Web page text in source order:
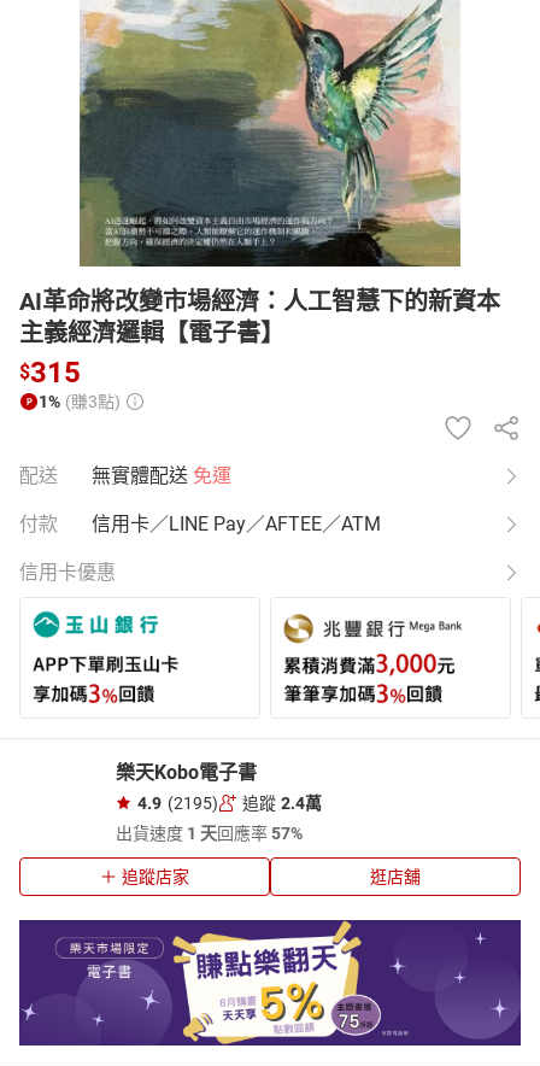
日本購物 電子/紙本書
HOT
AI革命將改變市場經濟：人工智慧下的新資本
主義經濟邏輯【電子書】
$315
1% (賺3點)
配送 無實體配送 免運
付款 信用卡／LINE Pay／AFTEE／ATM
信用卡優惠
樂天Kobo電子書
4.9 (2195) 追蹤 2.4萬
出貨速度 1 天回應率57%
追蹤店家 逛店舖